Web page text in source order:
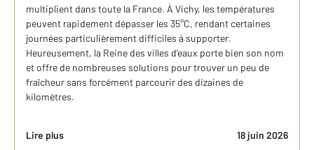
multiplient dans toute la France. À Vichy, les températures
peuvent rapidement dépasser les 35°C, rendant certaines
journées particulièrement difficiles à supporter.
Heureusement, la Reine des villes d'eaux porte bien son nom
et offre de nombreuses solutions pour trouver un peu de
fraîcheur sans forcément parcourir des dizaines de
kilomètres.
Lire plus 18 juin 2026